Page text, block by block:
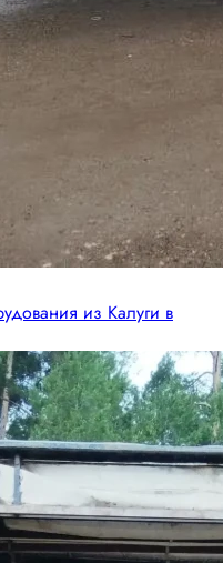
из Калуги в